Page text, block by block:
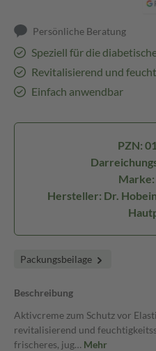
Persönliche Beratung
Speziell für die
Revitalisierend und
Einfach anwendbar
PZN:
Marke:
Hersteller: Dr.
Packungsbeilage
Beschreibung
Aktivcreme zum Schutz vor
revitalisierend und
frischeres, jug… Mehr